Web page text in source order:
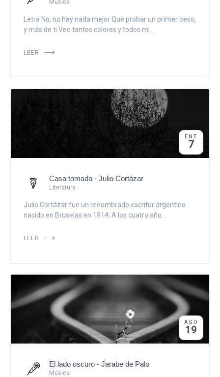
Música
Letra No, no hay nada mejor Que probar un primer beso,
y más de ti Veo tantos colores y todos mi...
LEER
ENE
7
Casa tomada - Julio Cortázar
Literatura
Julio Cortázar fue un renombrado escritor argentino
nacido en Bruselas en 1914. A los cuatro año...
LEER
AGO
19
El lado oscuro - Jarabe de Palo
Música